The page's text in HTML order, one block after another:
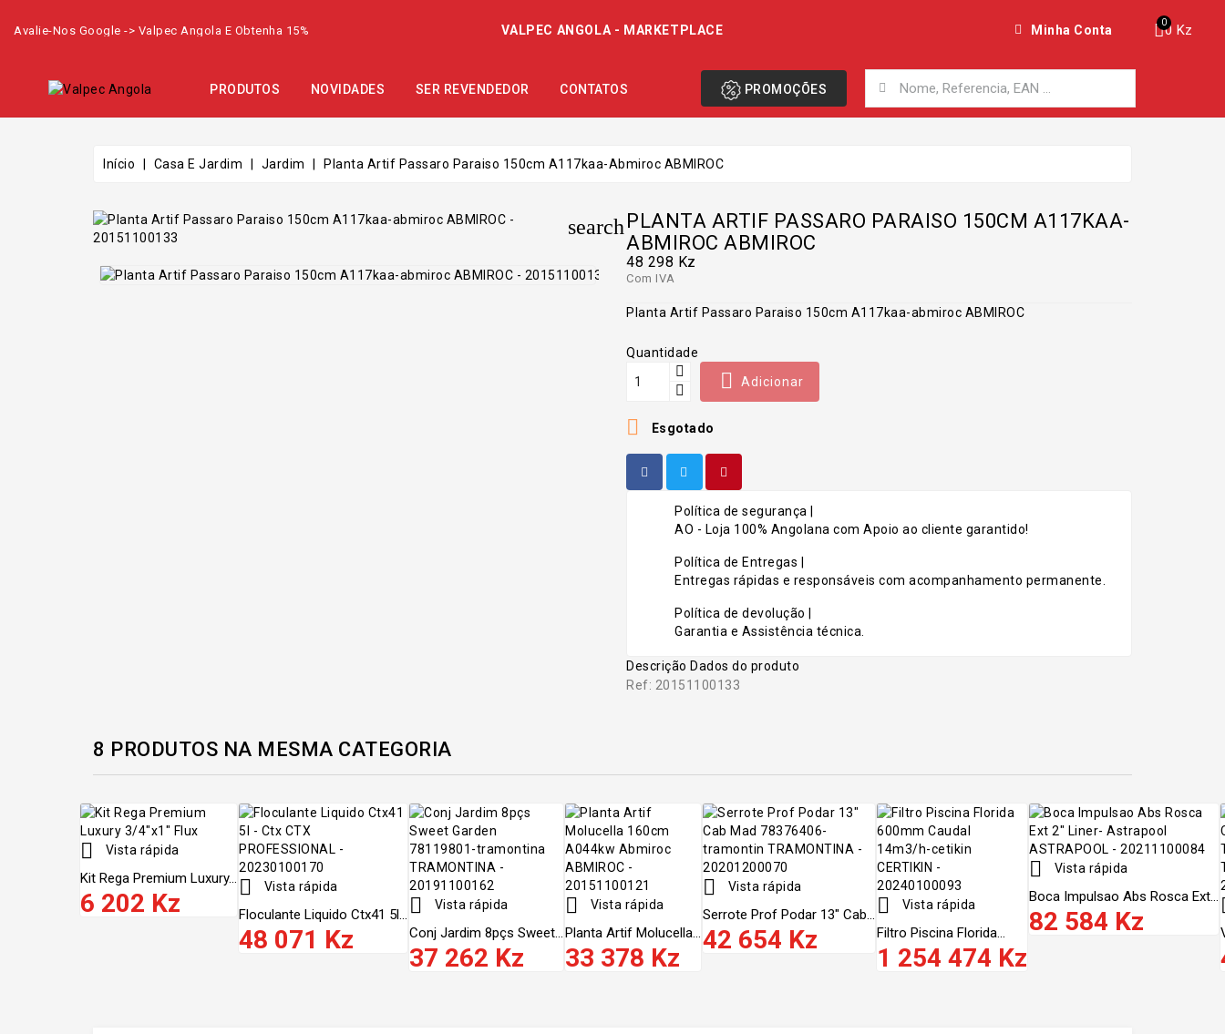
Avalie-Nos Google -> Valpec Angola E Obtenha 15% VALPEC ANGOLA - MARKETPLACE Minha Conta 0 Kz
PRODUTOS NOVIDADES SER REVENDEDOR CONTATOS PROMOÇÕES
Início Casa E Jardim Jardim Planta Artif Passaro Paraiso 150cm A117kaa-Abmiroc ABMIROC
search PLANTA ARTIF PASSARO PARAISO 150CM A117KAA-
ABMIROC ABMIROC
48 298 Kz
Com IVA
Planta Artif Passaro Paraiso 150cm A117kaa-abmiroc ABMIROC
Quantidade
 Adicionar
 Esgotado
Política de segurança |
AO - Loja 100% Angolana com Apoio ao cliente garantido!
Política de Entregas |
Entregas rápidas e responsáveis com acompanhamento permanente.
Política de devolução |
Garantia e Assistência técnica.
Descrição Dados do produto
Ref: 20151100133
8 PRODUTOS NA MESMA CATEGORIA
 Vista rápida
Kit Rega Premium Luxury...
6 202 Kz
 Vista rápida
Floculante Liquido Ctx41 5l...
48 071 Kz
 Vista rápida
Conj Jardim 8pçs Sweet...
37 262 Kz
 Vista rápida
Planta Artif Molucella...
33 378 Kz
 Vista rápida
Serrote Prof Podar 13" Cab...
42 654 Kz
 Vista rápida
Filtro Piscina Florida...
1 254 474 Kz
 Vista rápida
Boca Impulsao Abs Rosca Ext...
82 584 Kz